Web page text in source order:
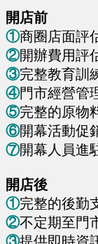
開店前
①商圈店面評
②開辦費用評
③完整教育訓
④門市經營管
⑤完整的原物
⑥開幕活動促
⑦開幕人員進
開店後
①完整的後勤
②不定期至門